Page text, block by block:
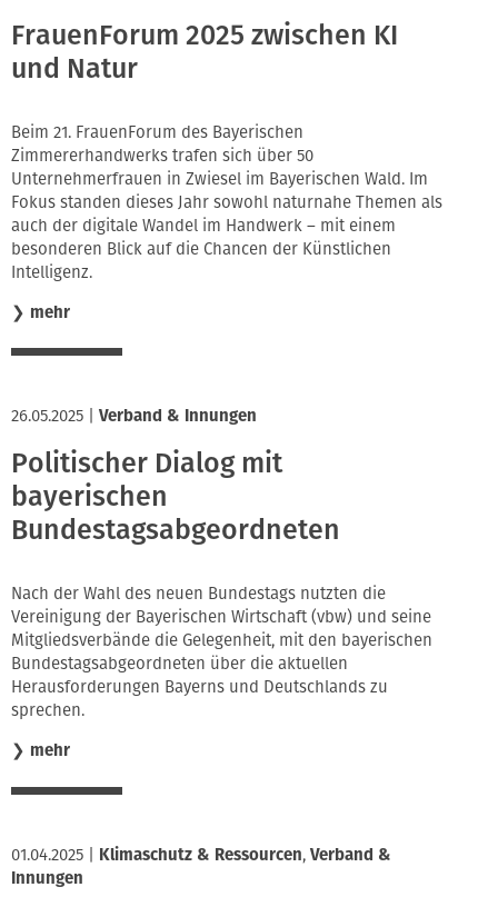
FrauenForum 2025 zwischen KI
und Natur
Beim 21. FrauenForum des Bayerischen
Zimmererhandwerks trafen sich über 50
Unternehmerfrauen in Zwiesel im Bayerischen Wald. Im
Fokus standen dieses Jahr sowohl naturnahe Themen als
auch der digitale Wandel im Handwerk – mit einem
besonderen Blick auf die Chancen der Künstlichen
Intelligenz.
❯ mehr
26.05.2025 Verband & Innungen
Politischer Dialog mit
bayerischen
Bundestagsabgeordneten
Nach der Wahl des neuen Bundestags nutzten die
Vereinigung der Bayerischen Wirtschaft (vbw) und seine
Mitgliedsverbände die Gelegenheit, mit den bayerischen
Bundestagsabgeordneten über die aktuellen
Herausforderungen Bayerns und Deutschlands zu
sprechen.
❯ mehr
01.04.2025 Klimaschutz & Ressourcen, Verband &
Innungen